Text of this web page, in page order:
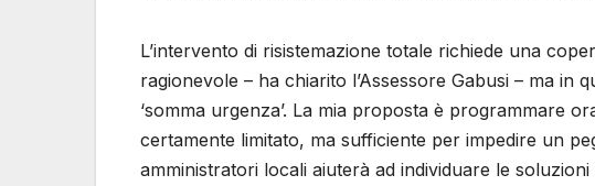
L’intervento di risistemazione totale richiede una
ragionevole – ha chiarito l’Assessore Gabusi – ma
‘somma urgenza’. La mia proposta è programmare
certamente limitato, ma sufficiente per impedire un
amministratori locali aiuterà ad individuare le